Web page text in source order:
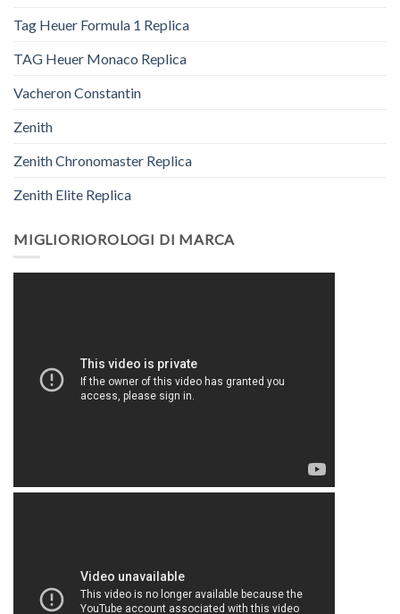
Tag Heuer Formula 1 Replica
TAG Heuer Monaco Replica
Vacheron Constantin
Zenith
Zenith Chronomaster Replica
Zenith Elite Replica
MIGLIORIOROLOGI DI MARCA